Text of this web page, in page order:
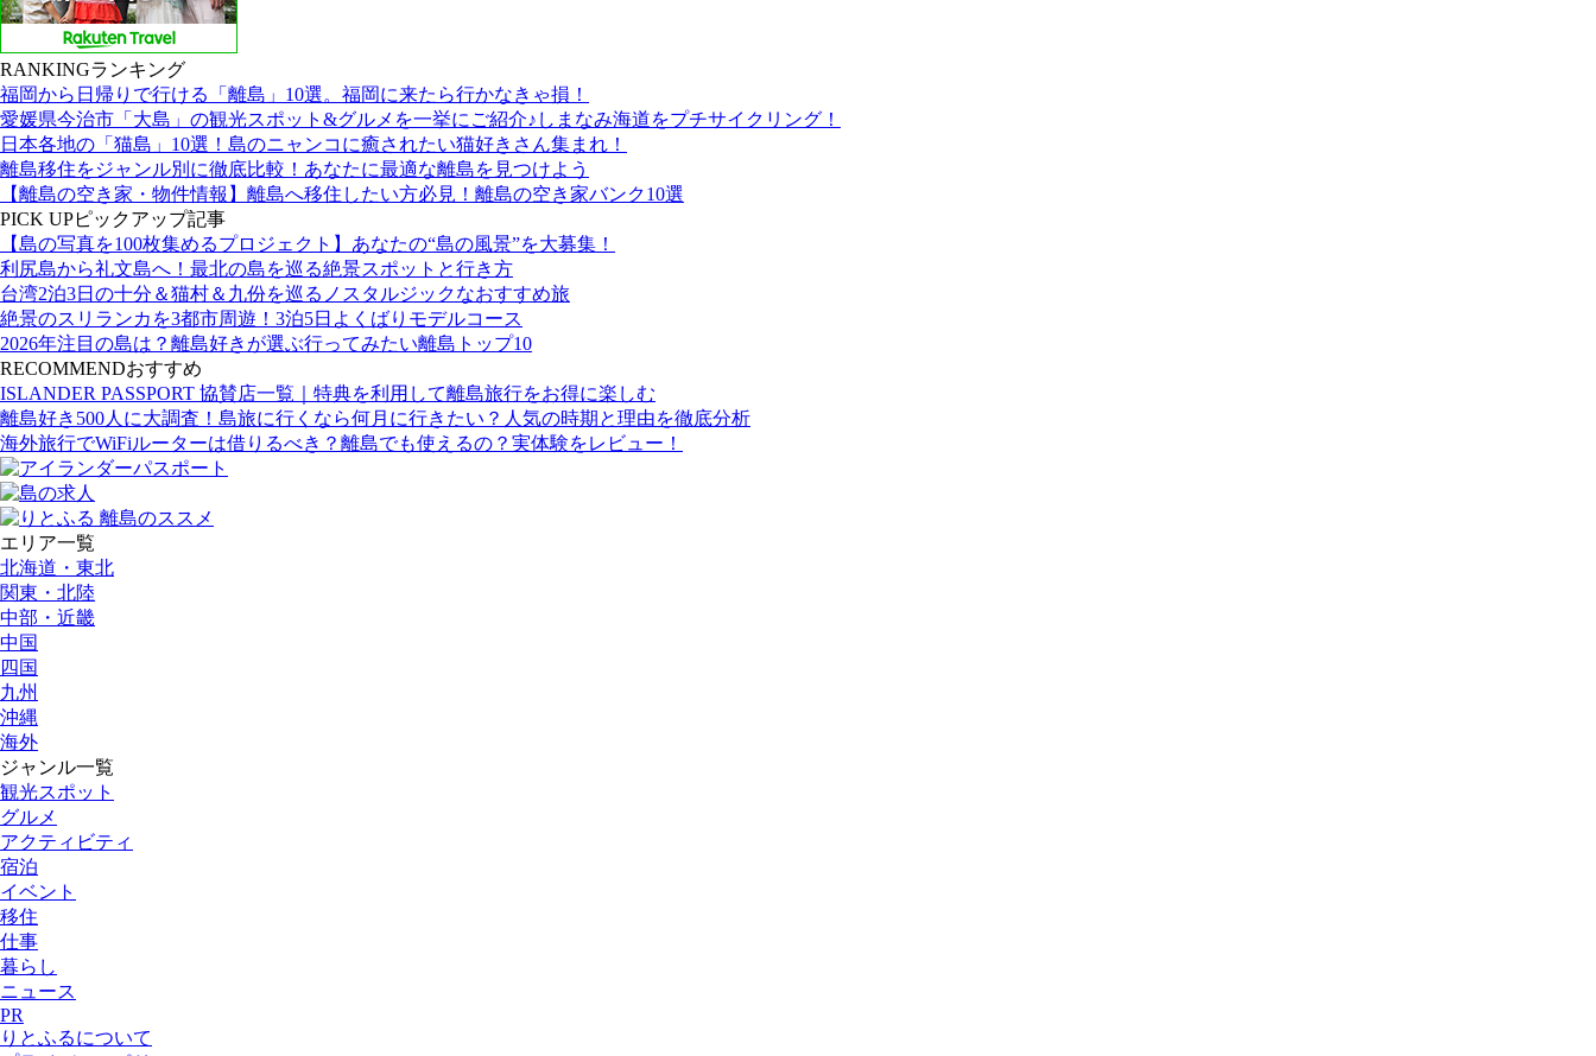
RANKINGランキング
福岡から日帰りで行ける「離島」10選。福岡に来たら行かなきゃ損！
愛媛県今治市「大島」の観光スポット&グルメを一挙にご紹介♪しまなみ海道をプチサイクリング！
日本各地の「猫島」10選！島のニャンコに癒されたい猫好きさん集まれ！
離島移住をジャンル別に徹底比較！あなたに最適な離島を見つけよう
【離島の空き家・物件情報】離島へ移住したい方必見！離島の空き家バンク10選
PICK UPピックアップ記事
【島の写真を100枚集めるプロジェクト】あなたの“島の風景”を大募集！
利尻島から礼文島へ！最北の島を巡る絶景スポットと行き方
台湾2泊3日の十分＆猫村＆九份を巡るノスタルジックなおすすめ旅
絶景のスリランカを3都市周遊！3泊5日よくばりモデルコース
2026年注目の島は？離島好きが選ぶ行ってみたい離島トップ10
RECOMMENDおすすめ
ISLANDER PASSPORT 協賛店一覧｜特典を利用して離島旅行をお得に楽しむ
離島好き500人に大調査！島旅に行くなら何月に行きたい？人気の時期と理由を徹底分析
海外旅行でWiFiルーターは借りるべき？離島でも使えるの？実体験をレビュー！
エリア一覧
北海道・東北
関東・北陸
中部・近畿
中国
四国
九州
沖縄
海外
ジャンル一覧
観光スポット
グルメ
アクティビティ
宿泊
イベント
移住
仕事
暮らし
ニュース
PR
りとふるについて